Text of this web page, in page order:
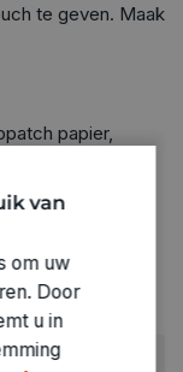
te geven. Maak
papier,
een eigen
of als
van
om uw
Door
u in